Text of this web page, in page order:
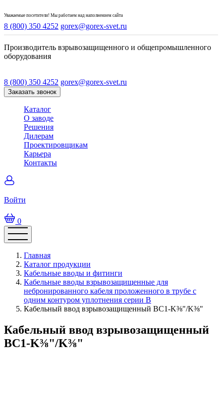
Уважаемые посетители! Мы работаем над наполнением сайта
8 (800) 350 4252 gorex@gorex-svet.ru
Производитель взрывозащищенного и общепромышленного
оборудования
8 (800) 350 4252 gorex@gorex-svet.ru
Заказать звонок
Каталог
О заводе
Решения
Дилерам
Проектировщикам
Карьера
Контакты
Войти
0
Главная
Каталог продукции
Кабельные вводы и фитинги
Кабельные вводы взрывозащищенные для
небронированного кабеля проложенного в трубе с
одним контуром уплотнения серии В
Кабельный ввод взрывозащищенный ВС1-K⅜"/K⅜"
Кабельный ввод взрывозащищенный
ВС1-K⅜"/K⅜"